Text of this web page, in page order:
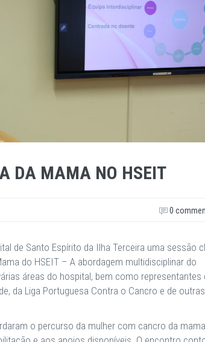
DA MAMA NO HSEIT
0
de Santo Espírito da Ilha Terceira uma sessão
do HSEIT – A abordagem multidisciplinar do
áreas do hospital, bem como representantes
da Liga Portuguesa Contra o Cancro e de outras
o percurso da mulher com cancro da